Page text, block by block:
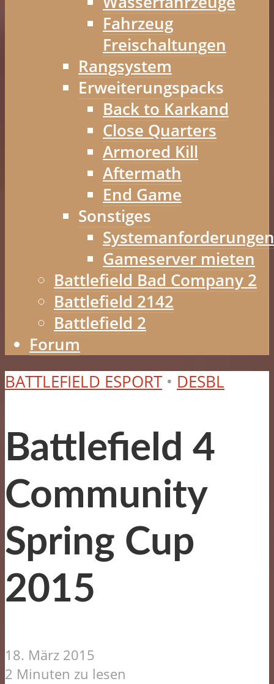
Fahrzeug
Freischaltungen
Rangsystem
Erweiterungspacks
Back to Karkand
Close Quarters
Armored Kill
Aftermath
End Game
Sonstiges
Systemanforderungen
Gameserver mieten
Battlefield Bad Company 2
Battlefield 2142
Battlefield 2
Forum
BATTLEFIELD ESPORT • DESBL
Battlefield 4
Community
Spring Cup
2015
18. März 2015
2 Minuten zu lesen